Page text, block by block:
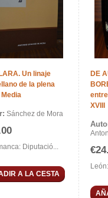
Un linaje
de la plena
Media
Sánchez de Mora
Diputació...
A LA CESTA
DE
XVIII